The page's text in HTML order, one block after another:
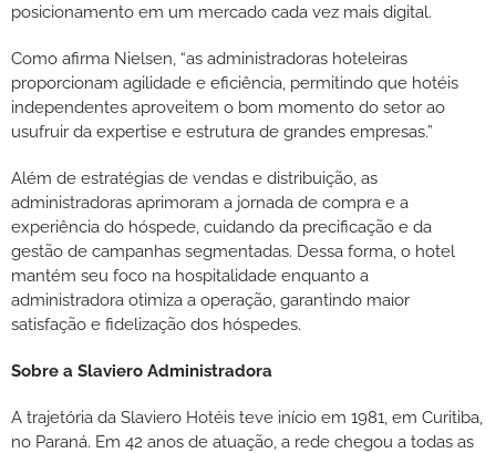
posicionamento em um mercado cada vez mais digital.
Como afirma Nielsen, “as administradoras hoteleiras
proporcionam agilidade e eficiência, permitindo que hotéis
independentes aproveitem o bom momento do setor ao
usufruir da expertise e estrutura de grandes empresas.”
Além de estratégias de vendas e distribuição, as
administradoras aprimoram a jornada de compra e a
experiência do hóspede, cuidando da precificação e da
gestão de campanhas segmentadas. Dessa forma, o hotel
mantém seu foco na hospitalidade enquanto a
administradora otimiza a operação, garantindo maior
satisfação e fidelização dos hóspedes.
Sobre a Slaviero Administradora
A trajetória da Slaviero Hotéis teve início em 1981, em Curitiba,
no Paraná. Em 42 anos de atuação, a rede chegou a todas as